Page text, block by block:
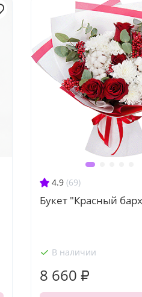
4.9 (69)
Букет "Красный
В наличии
8 660 ₽